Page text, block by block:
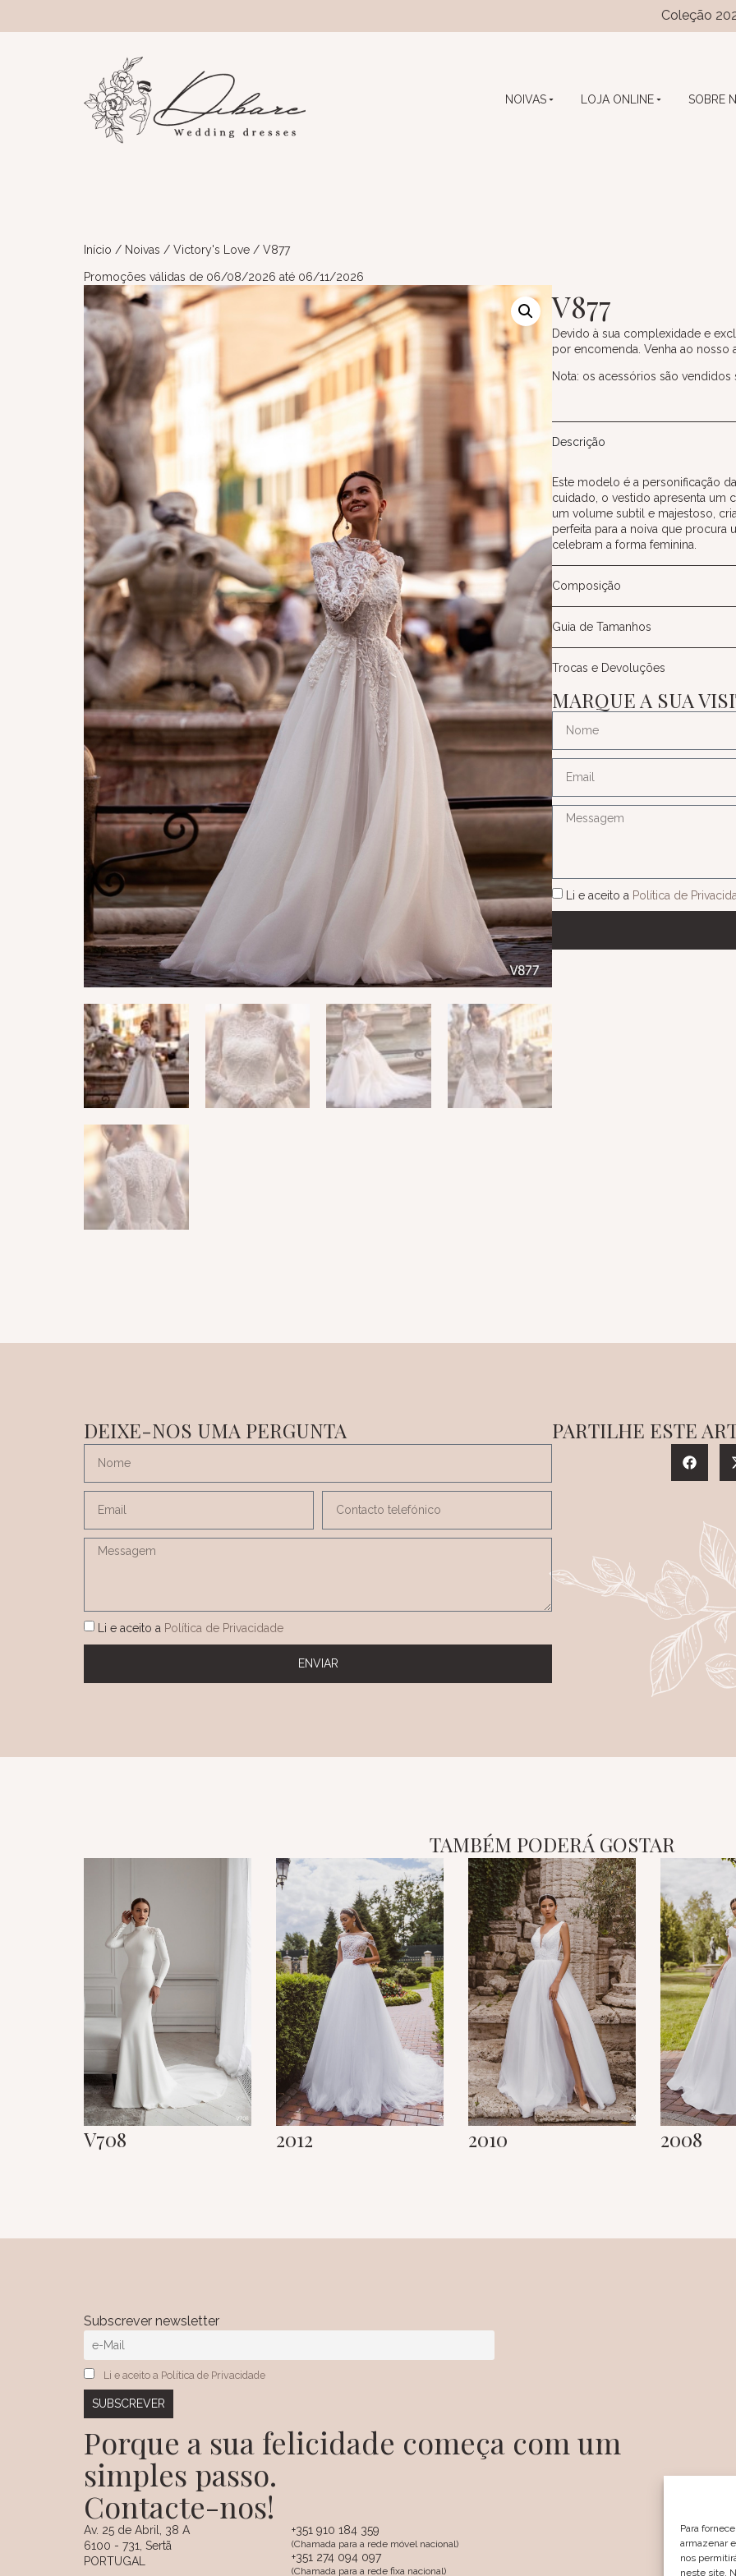
Para
armazenar
nos
neste site.
Coleção 2026 das
NOIVAS LOJA ONLINE SOBRE
Início / Noivas / Victory's Love / V877
Promoções válidas de 06/08/2026 até 06/11/2026
V877
Devido à sua complexidade e
por encomenda. Venha ao nosso
Nota: os acessórios são vendidos
Descrição
Este modelo é a personificação
cuidado, o vestido apresenta um
um volume subtil e majestoso,
perfeita para a noiva que procura
celebram a forma feminina.
Composição
Guia de Tamanhos
Trocas e Devoluções
MARQUE A SUA
Li e aceito a Política de
DEIXE-NOS UMA PERGUNTA
Li e aceito a Política de Privacidade
ENVIAR
PARTILHE ESTE
TAMBÉM PODERÁ GOSTAR
V708 2012 2010 2008
Subscrever newsletter
Li e aceito a Política de Privacidade
Porque a sua felicidade começa com um
simples passo.
Contacte-nos!
Av. 25 de Abril, 38 A
6100 - 731, Sertã
PORTUGAL
+351 910 184 359
(Chamada para a rede móvel nacional)
+351 274 094 097
(Chamada para a rede fixa nacional)